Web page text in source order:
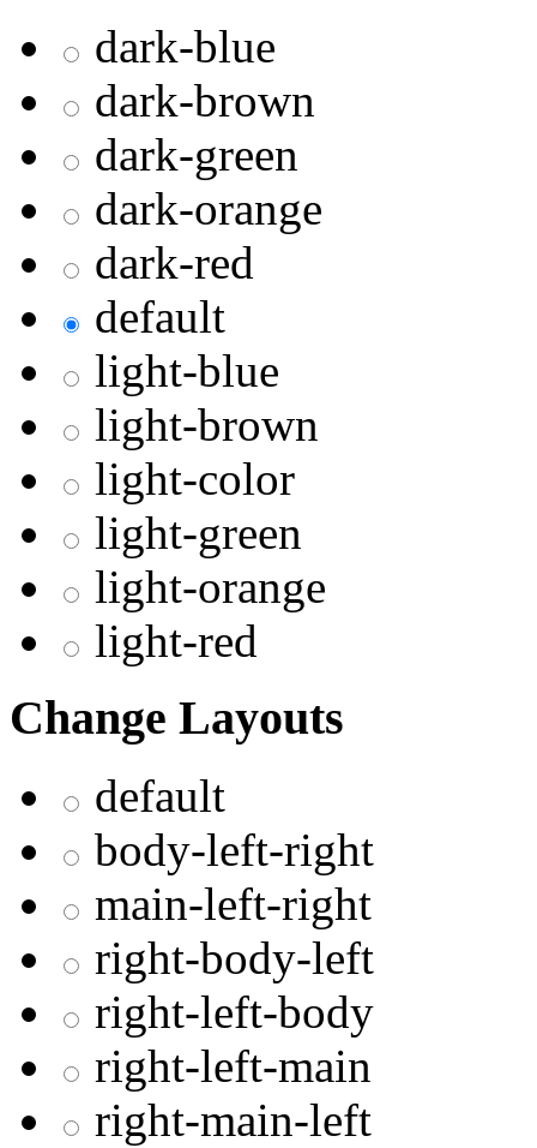
dark-blue
dark-brown
dark-green
dark-orange
dark-red
default
light-blue
light-brown
light-color
light-green
light-orange
light-red
Change Layouts
default
body-left-right
main-left-right
right-body-left
right-left-body
right-left-main
right-main-left